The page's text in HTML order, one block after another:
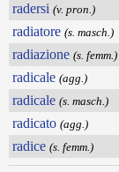
radersi (v. pron.)
radiatore (s. masch.)
radiazione (s. femm.)
radicale (agg.)
radicale (s. masch.)
radicato (agg.)
radice (s. femm.)